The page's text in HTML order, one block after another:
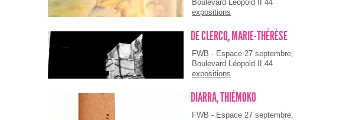
Boulevard Léopold II 44
expositions
DE CLERCQ, MARIE-THÉRÈSE
FWB - Espace 27 septembre,
Boulevard Léopold II 44
expositions
DIARRA, THIÉMOKO
FWB - Espace 27 septembre,